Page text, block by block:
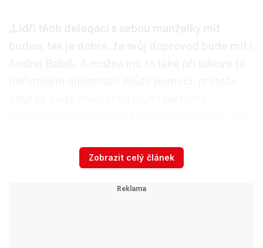
„Lídři těch delegací s sebou manželky mít
budou, tak je dobré, že svůj doprovod bude mít i
samozřejmě může také přihrát jemu osobně
nějaké kladné body.
Zobrazit celý článek